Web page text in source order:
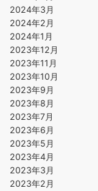
2024年3月
2024年2月
2024年1月
2023年12月
2023年11月
2023年10月
2023年9月
2023年8月
2023年7月
2023年6月
2023年5月
2023年4月
2023年3月
2023年2月